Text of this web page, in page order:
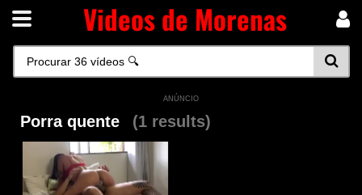
Videos de Morenas
ANÚNCIO
Porra quente (1 results)